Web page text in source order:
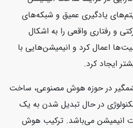
یادگیری عمیق و شبکه‌های
و رفتاری واقعی را به اشکال
اعمال کرد و انیمیشن‌هایی با
ایجاد کرد.
در حوزه هوش مصنوعی، ساخت
در حال تبدیل شدن به یک
انیمیشن می‌باشد. ترکیب هوش